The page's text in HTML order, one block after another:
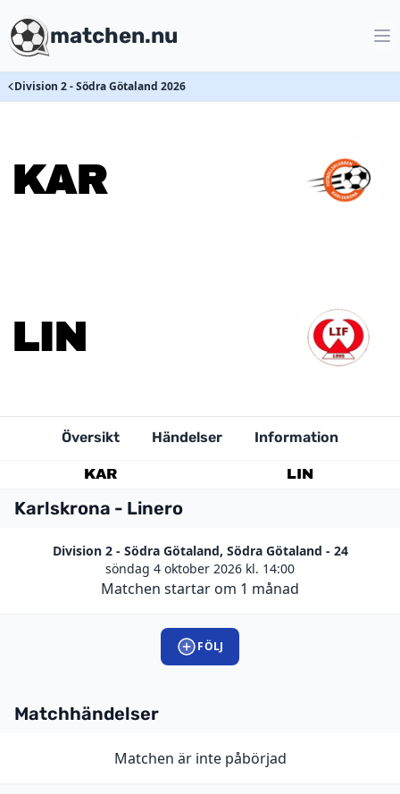
matchen.nu
Division 2 - Södra Götaland 2026
KAR
LIN
Översikt Händelser Information
KAR LIN
Karlskrona - Linero
Division 2 - Södra Götaland, Södra Götaland - 24
söndag 4 oktober 2026 kl. 14:00
Matchen startar om 1 månad
FÖLJ
Matchhändelser
Matchen är inte påbörjad